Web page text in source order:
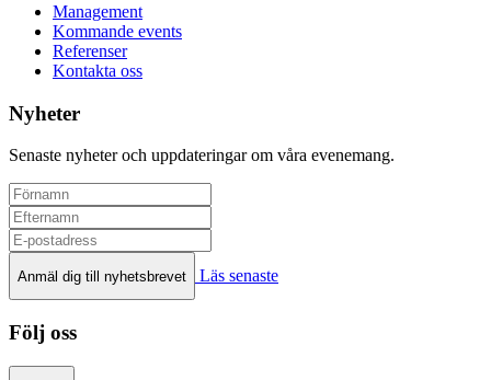
Management
Kommande events
Referenser
Kontakta oss
Nyheter
Senaste nyheter och uppdateringar om våra evenemang.
Anmäl dig till nyhetsbrevet Läs senaste
Följ oss